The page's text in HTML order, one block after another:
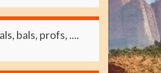
bals, profs, ....